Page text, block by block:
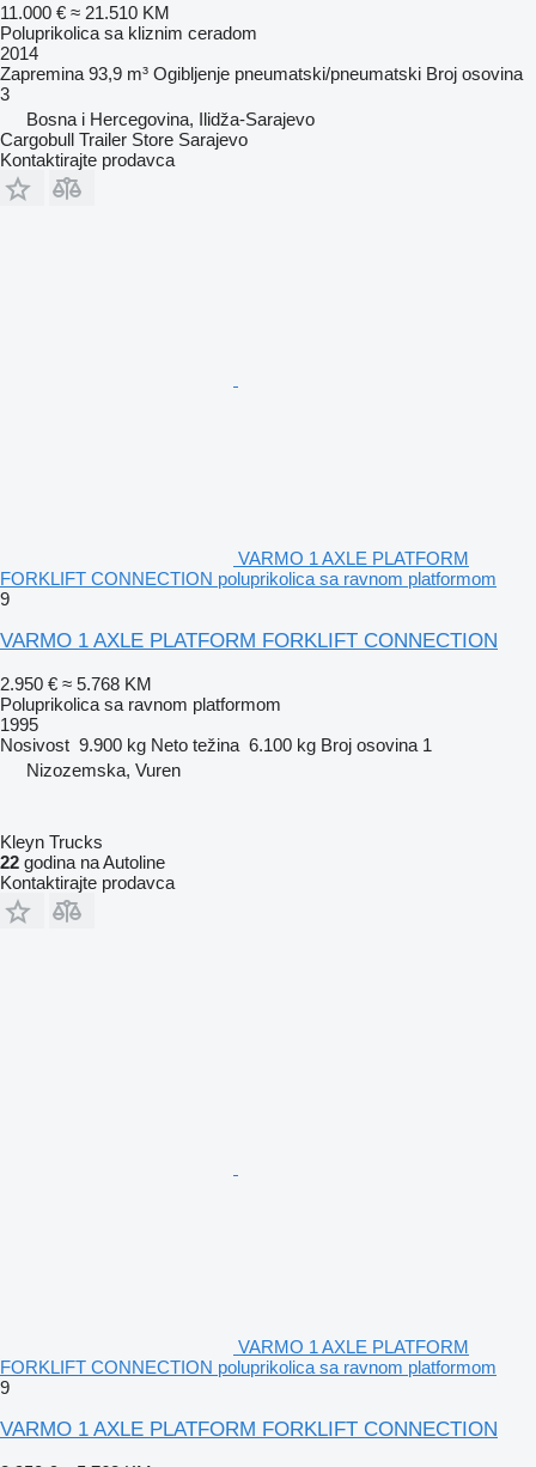
11.000 € ≈ 21.510 KM
Poluprikolica sa kliznim ceradom
2014
Zapremina 93,9 m³ Ogibljenje pneumatski/pneumatski Broj osovina
3
Bosna i Hercegovina, Ilidža-Sarajevo
Cargobull Trailer Store Sarajevo
Kontaktirajte prodavca
VARMO 1 AXLE PLATFORM
FORKLIFT CONNECTION poluprikolica sa ravnom platformom
9
VARMO 1 AXLE PLATFORM FORKLIFT CONNECTION
2.950 € ≈ 5.768 KM
Poluprikolica sa ravnom platformom
1995
Nosivost 9.900 kg Neto težina 6.100 kg Broj osovina 1
Nizozemska, Vuren
Kleyn Trucks
22 godina na Autoline
Kontaktirajte prodavca
VARMO 1 AXLE PLATFORM
FORKLIFT CONNECTION poluprikolica sa ravnom platformom
9
VARMO 1 AXLE PLATFORM FORKLIFT CONNECTION